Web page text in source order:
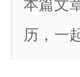
本篇文
历，一